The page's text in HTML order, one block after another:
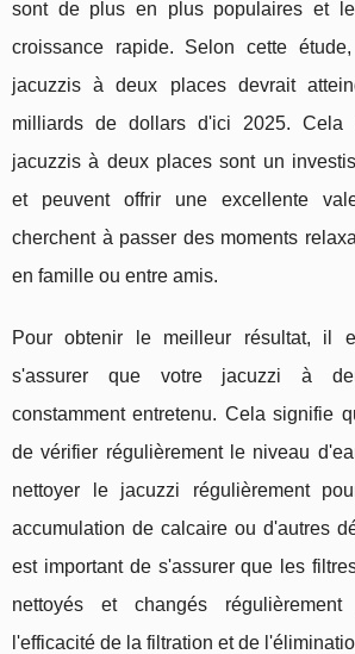
sont de plus en plus populaires et
croissance rapide. Selon cette
jacuzzis à deux places devrait
milliards de dollars d'ici 2025. Cela
jacuzzis à deux places sont un
et peuvent offrir une excellente
cherchent à passer des moments
en famille ou entre amis.
Pour obtenir le meilleur résultat, il
s'assurer que votre jacuzzi à
constamment entretenu. Cela signifie
de vérifier régulièrement le niveau
nettoyer le jacuzzi régulièrement
accumulation de calcaire ou d'autres
est important de s'assurer que les
nettoyés et changés régulièrement
l'efficacité de la filtration et de